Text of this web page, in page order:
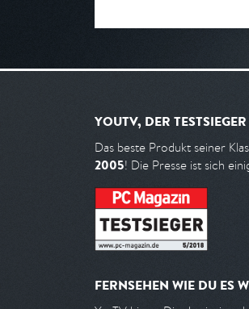
YOUTV, DER TESTSIEGER
Das beste Produkt seiner
2005! Die Presse ist sich
FERNSEHEN WIE DU ES